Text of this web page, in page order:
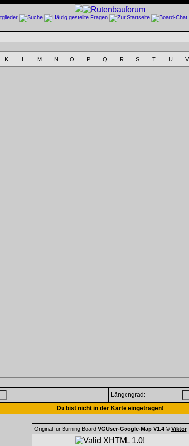
K L M N O P Q R S T U V
Längengrad:
Du bist nicht in der Karte eingetragen!
Original für Burning Board VGUser-Google-Map V1.4 © Viktor